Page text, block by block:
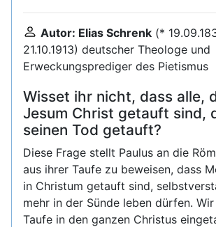
Autor: Elias Schrenk (*
21.10.1913) deutscher Theologe und
Erweckungsprediger des Pietismus
Wisset ihr nicht, dass alle,
Jesum Christ getauft sind,
seinen Tod getauft?
Diese Frage stellt Paulus an die
aus ihrer Taufe zu beweisen, dass
in Christum getauft sind,
mehr in der Sünde leben dürfen.
Taufe in den ganzen Christus